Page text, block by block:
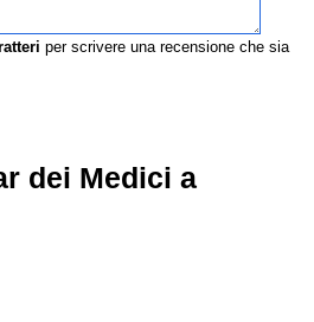
per scrivere una recensione che sia
dei Medici a